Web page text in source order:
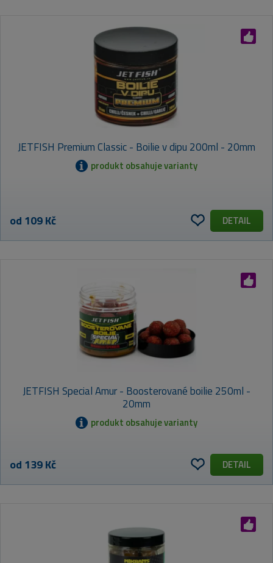
JETFISH Premium Classic - Boilie v dipu 200ml - 20mm
produkt obsahuje varianty
od 109 Kč DETAIL
JETFISH Special Amur - Boosterované boilie 250ml -
20mm
produkt obsahuje varianty
od 139 Kč DETAIL